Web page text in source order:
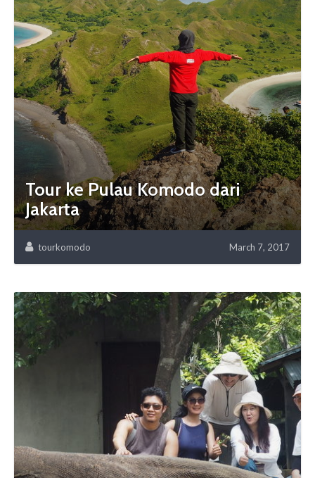
Tour ke Pulau Komodo dari
Jakarta
tourkomodo March 7, 2017